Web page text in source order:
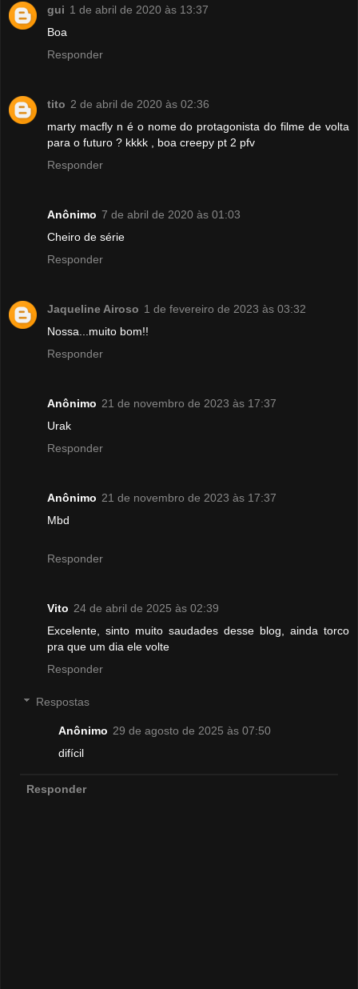
gui 1 de abril de 2020 às 13:37
Boa
Responder
tito 2 de abril de 2020 às 02:36
marty macfly n é o nome do protagonista do filme de volta
para o futuro ? kkkk , boa creepy pt 2 pfv
Responder
Anônimo 7 de abril de 2020 às 01:03
Cheiro de série
Responder
Jaqueline Airoso 1 de fevereiro de 2023 às 03:32
Nossa...muito bom!!
Responder
Anônimo 21 de novembro de 2023 às 17:37
Urak
Responder
Anônimo 21 de novembro de 2023 às 17:37
Mbd
Responder
Vito 24 de abril de 2025 às 02:39
Excelente, sinto muito saudades desse blog, ainda torco
pra que um dia ele volte
Responder
Respostas
Anônimo 29 de agosto de 2025 às 07:50
difícil
Responder